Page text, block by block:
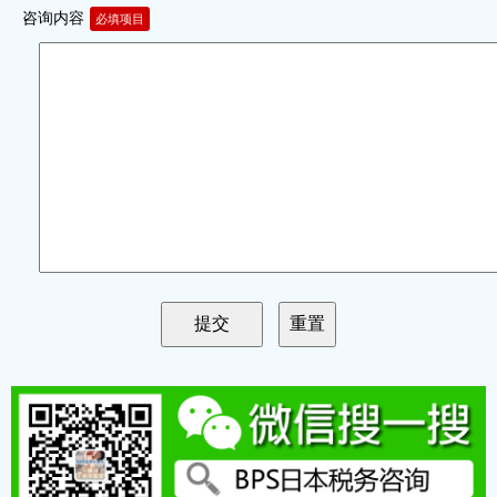
咨询内容 必填项目